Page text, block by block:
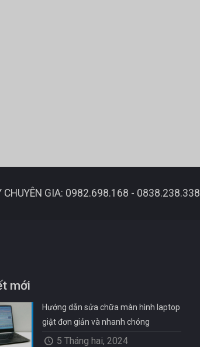
CHUYÊN GIA: 0982.698.168 - 0838.238.338
mới
Hướng dẫn sửa chữa màn hình laptop
giật đơn giản và nhanh chóng
5 Tháng hai, 2024